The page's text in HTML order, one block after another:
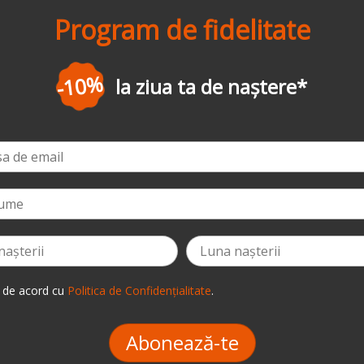
Program de fidelitate
-3% la prima comandă*
acord cu Politica de Confidențialitate.
Abonează-te